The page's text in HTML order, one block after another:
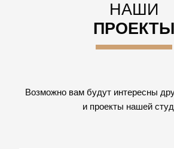
НАШИ
ПРОЕКТЫ
Возможно вам будут интересны
и проекты нашей